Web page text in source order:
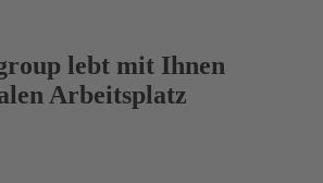
lebt mit Ihnen
Arbeitsplatz